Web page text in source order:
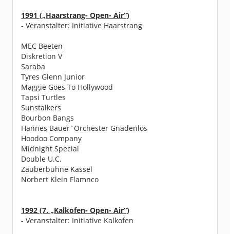
1991 („Haarstrang- Open- Air“)
- Veranstalter: Initiative Haarstrang
MEC Beeten
Diskretion V
Saraba
Tyres Glenn Junior
Maggie Goes To Hollywood
Tapsi Turtles
Sunstalkers
Bourbon Bangs
Hannes Bauer`Orchester Gnadenlos
Hoodoo Company
Midnight Special
Double U.C.
Zauberbühne Kassel
Norbert Klein Flamnco
1992 (7. „Kalkofen- Open- Air“)
- Veranstalter: Initiative Kalkofen